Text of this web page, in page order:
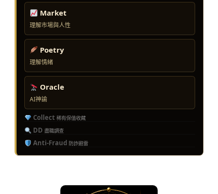
Market
理解市場與人性
Poetry
理解情緒
Oracle
AI神諭
Collect 稀有保值收藏
DD 盡職調查
Anti-Fraud 防詐避雷